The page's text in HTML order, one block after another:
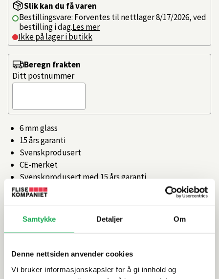
Samtykke Detaljer Om
Denne nettsiden anvender cookies
Vi bruker informasjonskapsler for å gi innhold og
Slik kan du få varen
Bestillingsvare: Forventes til nettlager 8/17/2026, ved
bestilling i dag.Les mer
Ikke på lager i butikk
6 mm glass
15 års garanti
Svenskprodusert
CE-merket
Svenskprodusert med 15 års garanti
Artikkelnr.101349091
Beregn frakten
Ditt postnummer
Produktinformasjon